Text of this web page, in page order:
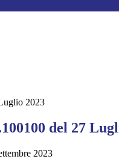
2023
del 27
2023